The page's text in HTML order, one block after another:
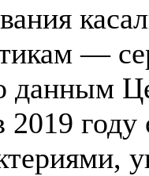
—
данным
2019